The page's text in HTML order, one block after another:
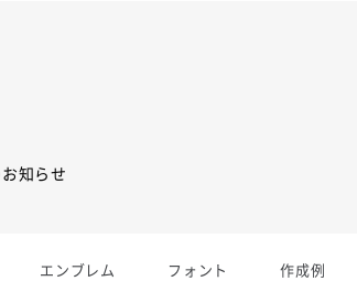
知らせ
エンブレム フォント 作成例